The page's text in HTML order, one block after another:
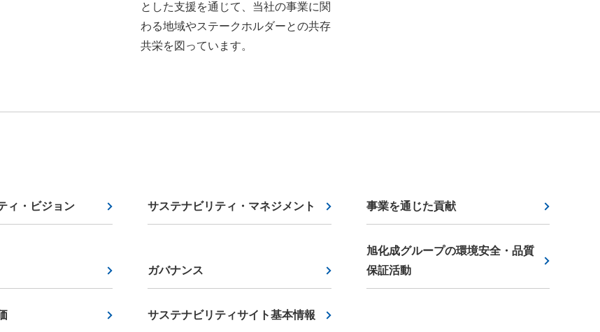
とした支援を通じて、当社の事業に関
わる地域やステークホルダーとの共存
共栄を図っています。
ィ・ビジョン サステナビリティ・マネジメント 事業を通じた貢献
ガバナンス
旭化成グループの環境安全・品質
保証活動
サステナビリティサイト基本情報